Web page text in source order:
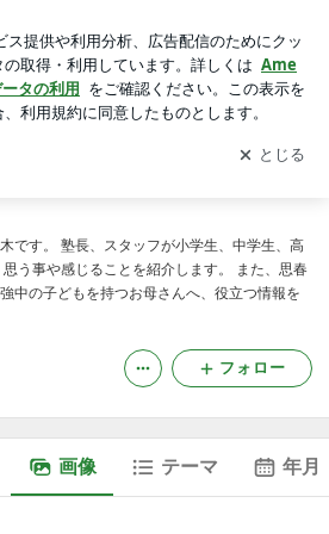
て ブログの更新通知
を受け取りまし
開く
です。 塾長、スタッフが小学生、中学生、高
う事や感じることを紹介します。 また、思春
中の子どもを持つお母さんへ、役立つ情報を
フォロー
画像 テーマ 年月